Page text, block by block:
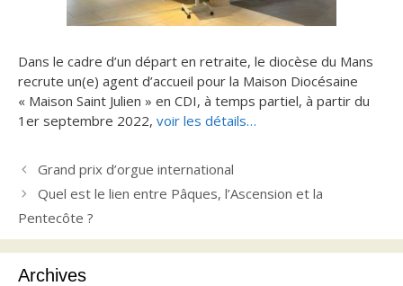
Dans le cadre d’un départ en retraite, le diocèse du Mans
recrute un(e) agent d’accueil pour la Maison Diocésaine
« Maison Saint Julien » en CDI, à temps partiel, à partir du
1 er septembre 2022, voir les détails…
Grand prix d’orgue international
Quel est le lien entre Pâques, l’Ascension et la
Pentecôte ?
Archives